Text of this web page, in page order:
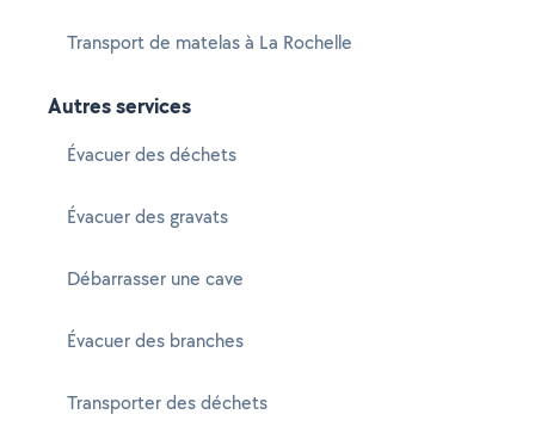
Transport de matelas à La Rochelle
Autres services
Évacuer des déchets
Évacuer des gravats
Débarrasser une cave
Évacuer des branches
Transporter des déchets